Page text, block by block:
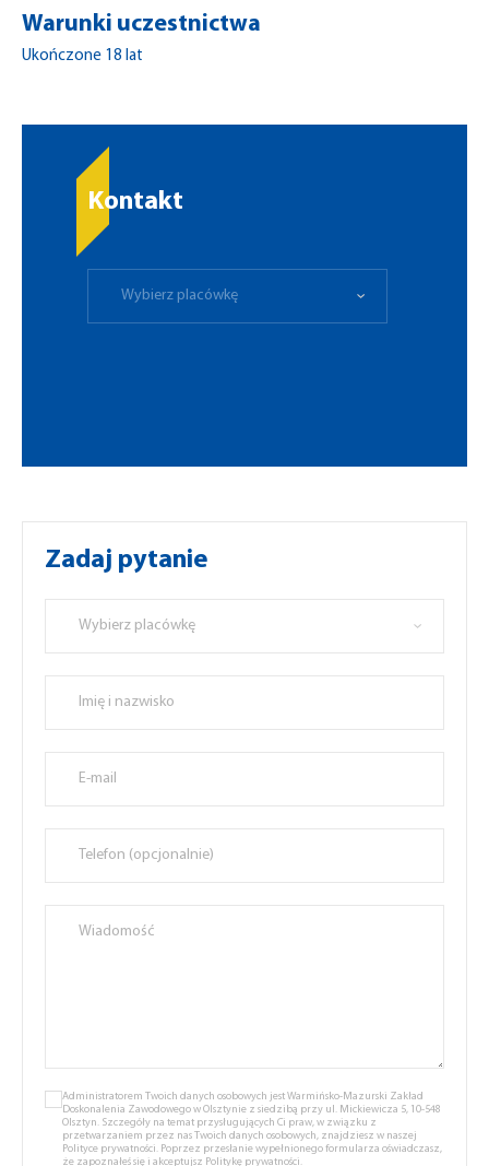
Warunki uczestnictwa
Ukończone 18 lat
Kontakt
Wybierz placówkę
Zadaj pytanie
Wybierz placówkę
Administratorem Twoich danych osobowych jest Warmińsko-Mazurski Zakład
Doskonalenia Zawodowego w Olsztynie z siedzibą przy ul. Mickiewicza 5, 10-548
Olsztyn. Szczegóły na temat przysługujących Ci praw, w związku z
przetwarzaniem przez nas Twoich danych osobowych, znajdziesz w naszej
Polityce prywatności. Poprzez przesłanie wypełnionego formularza oświadczasz,
że zapoznałeś się i akceptujsz Politykę prywatności.